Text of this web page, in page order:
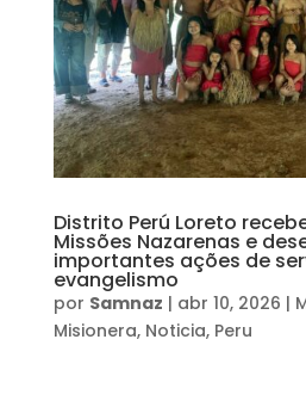
Distrito Perú Loreto
Missões Nazarenas e
importantes ações de
evangelismo
por Samnaz | abr 10, 2026 |
Misionera, Noticia, Peru